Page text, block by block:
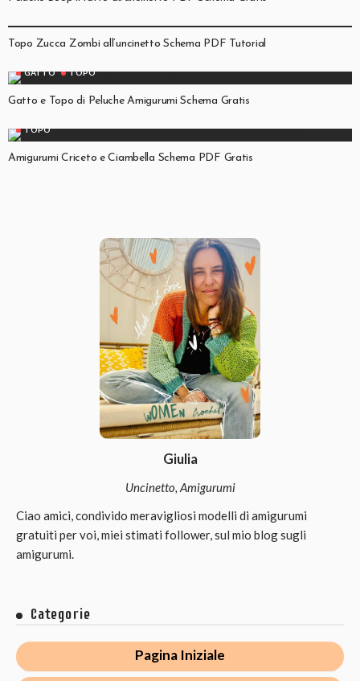
Topo Zucca Zombi all’uncinetto Schema PDF Tutorial
GATTO TOPO
Gatto e Topo di Peluche Amigurumi Schema Gratis
TOPO
Amigurumi Criceto e Ciambella Schema PDF Gratis
Giulia
Uncinetto, Amigurumi
Ciao amici, condivido meravigliosi modelli di amigurumi
gratuiti per voi, miei stimati follower, sul mio blog sugli
amigurumi.
Categorie
Pagina Iniziale